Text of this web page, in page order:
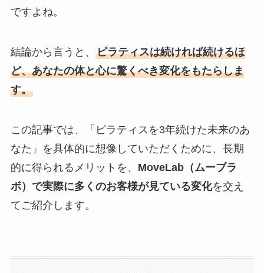
ですよね。
結論から言うと、 ピラティスは続ければ続けるほ
ど、あなたの体と心に驚くべき変化をもたらしま
す。
この記事では、「ピラティスを3年続けた未来のあ
なた」を具体的に想像していただくために、長期
的に得られるメリットを、 MoveLab（ムーブラ
ボ）で実際に多くのお客様が見ている変化を交え
てご紹介します。